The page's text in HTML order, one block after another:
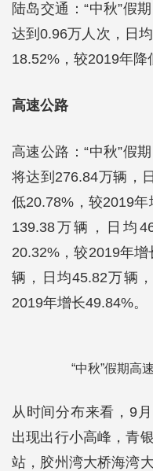
陆岛交通：“中秋”假
达到0.96万人次，日
18.52%，较2019年降
高速公路
高速公路：“中秋”假
将达到276.84万辆，
低20.78%，较2019
139.38万辆，日均
20.32%，较2019年
辆，日均45.82万辆
2019年增长49.84%。
“中秋”假期高
从时间分布来看，9
出现出行小高峰，青
站，胶州湾大桥海湾